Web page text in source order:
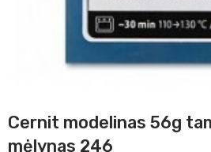
Cernit modelinas 56g
mėlynas 246